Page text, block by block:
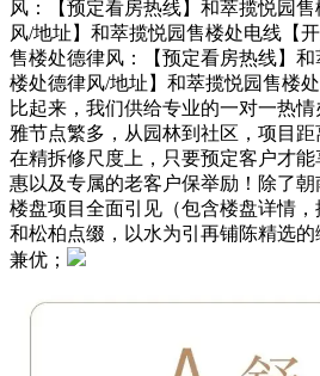
风：【预定看房热线】和萃揽悦园
风/地址】和萃揽悦园售楼处电线【
售楼处德律风：【预定看房热线】
楼处德律风/地址】和萃揽悦园售楼
比起来，我们供给专业的一对一热
雅节点繁多，从园林到社区，项目
在精拆修尺度上，只要预定客户才
惠以及专属的老客户保举励！除了朝
楼盘项目全面引见（包含楼盘详情
和松柏点缀，以水为引再铺陈精选
兼优；